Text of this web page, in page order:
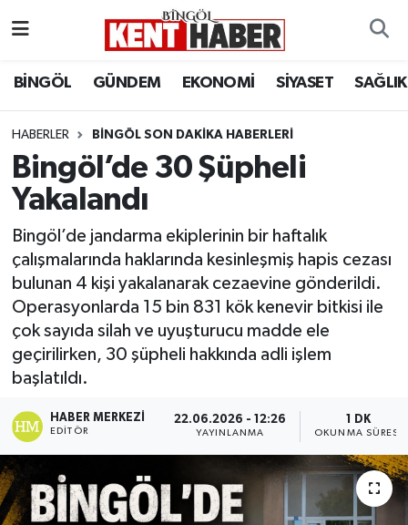
BİNGÖL GÜNDEM EKONOMİ SİYASET SAĞLIK
HABERLER BINGÖL SON DAKIKA HABERLERI
Bingöl’de 30 Şüpheli
Yakalandı
Bingöl’de jandarma ekiplerinin bir haftalık
çalışmalarında haklarında kesinleşmiş hapis cezası
bulunan 4 kişi yakalanarak cezaevine gönderildi.
Operasyonlarda 15 bin 831 kök kenevir bitkisi ile
çok sayıda silah ve uyuşturucu madde ele
geçirilirken, 30 şüpheli hakkında adli işlem
başlatıldı.
HABER MERKEZI
EDITÖR
22.06.2026 - 12:26
YAYINLANMA
1 DK
OKUNMA SÜRESI
BİLİM-TEKNOLOJİ
DÜNYA
EĞİTİM
EKONOMİ
GENÇ
GÜNDEM
MERKEZ
Bingöl Hava Durumu
Bingöl Namaz Vakitleri
Bingöl Trafik Yoğunluk Haritası
Süper Lig Puan Durumu ve Fikstür
Tüm Manşetler
Son Dakika Haberleri